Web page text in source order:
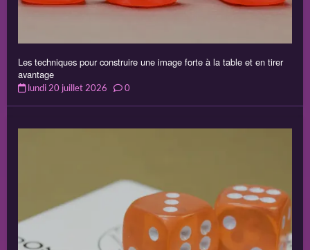
Les techniques pour construire une image forte à la table et en tirer
avantage
lundi 20 juillet 2026 0